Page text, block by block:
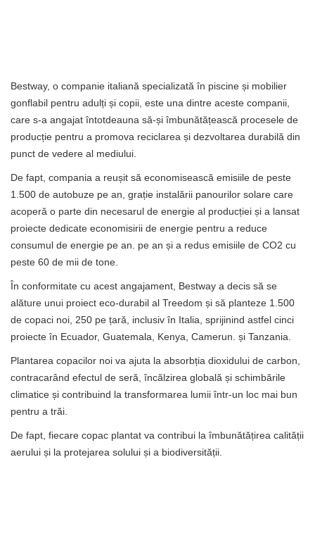
Bestway, o companie italiană specializată în piscine și mobilier
gonflabil pentru adulți și copii, este una dintre aceste companii,
care s-a angajat întotdeauna să-și îmbunătățească procesele de
producție pentru a promova reciclarea și dezvoltarea durabilă din
punct de vedere al mediului.
De fapt, compania a reușit să economisească emisiile de peste
1.500 de autobuze pe an, grație instalării panourilor solare care
acoperă o parte din necesarul de energie al producției și a lansat
proiecte dedicate economisirii de energie pentru a reduce
consumul de energie pe an. pe an și a redus emisiile de CO2 cu
peste 60 de mii de tone.
În conformitate cu acest angajament, Bestway a decis să se
alăture unui proiect eco-durabil al Treedom și să planteze 1.500
de copaci noi, 250 pe țară, inclusiv în Italia, sprijinind astfel cinci
proiecte în Ecuador, Guatemala, Kenya, Camerun. și Tanzania.
Plantarea copacilor noi va ajuta la absorbția dioxidului de carbon,
contracarând efectul de seră, încălzirea globală și schimbările
climatice și contribuind la transformarea lumii într-un loc mai bun
pentru a trăi.
De fapt, fiecare copac plantat va contribui la îmbunătățirea calității
aerului și la protejarea solului și a biodiversității.